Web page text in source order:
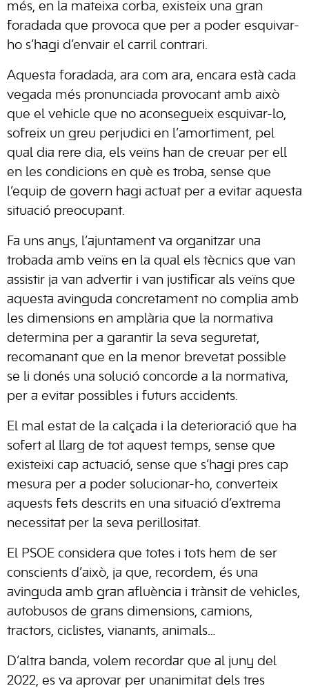
més, en la mateixa corba, existeix una gran
foradada que provoca que per a poder esquivar-
ho s’hagi d’envair el carril contrari.
Aquesta foradada, ara com ara, encara està cada
vegada més pronunciada provocant amb això
que el vehicle que no aconsegueix esquivar-lo,
sofreix un greu perjudici en l’amortiment, pel
qual dia rere dia, els veïns han de creuar per ell
en les condicions en què es troba, sense que
l’equip de govern hagi actuat per a evitar aquesta
situació preocupant.
Fa uns anys, l’ajuntament va organitzar una
trobada amb veïns en la qual els tècnics que van
assistir ja van advertir i van justificar als veïns que
aquesta avinguda concretament no complia amb
les dimensions en amplària que la normativa
determina per a garantir la seva seguretat,
recomanant que en la menor brevetat possible
se li donés una solució concorde a la normativa,
per a evitar possibles i futurs accidents.
El mal estat de la calçada i la deterioració que ha
sofert al llarg de tot aquest temps, sense que
existeixi cap actuació, sense que s’hagi pres cap
mesura per a poder solucionar-ho, converteix
aquests fets descrits en una situació d’extrema
necessitat per la seva perillositat.
El PSOE considera que totes i tots hem de ser
conscients d’això, ja que, recordem, és una
avinguda amb gran afluència i trànsit de vehicles,
autobusos de grans dimensions, camions,
tractors, ciclistes, vianants, animals…
D’altra banda, volem recordar que al juny del
2022, es va aprovar per unanimitat dels tres